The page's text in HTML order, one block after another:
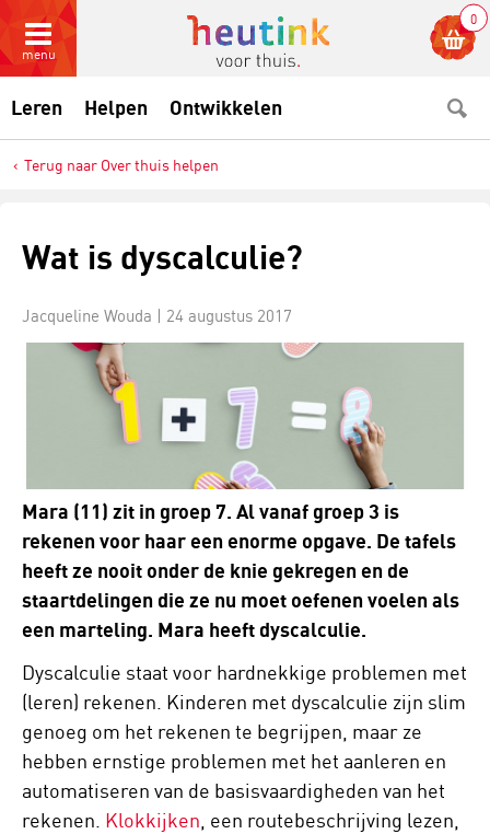
menu
0
Leren Helpen Ontwikkelen
Terug naar Over thuis helpen
Wat is dyscalculie?
Jacqueline Wouda | 24 augustus 2017
Mara (11) zit in groep 7. Al vanaf groep 3 is
rekenen voor haar een enorme opgave. De tafels
heeft ze nooit onder de knie gekregen en de
staartdelingen die ze nu moet oefenen voelen als
een marteling. Mara heeft dyscalculie.
Dyscalculie staat voor hardnekkige problemen met
(leren) rekenen. Kinderen met dyscalculie zijn slim
genoeg om het rekenen te begrijpen, maar ze
hebben ernstige problemen met het aanleren en
automatiseren van de basisvaardigheden van het
rekenen. Klokkijken , een routebeschrijving lezen,